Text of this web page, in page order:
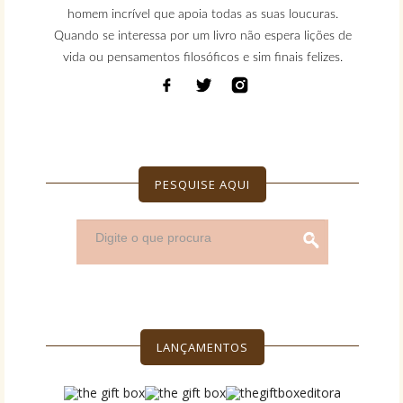
homem incrível que apoia todas as suas loucuras.
Quando se interessa por um livro não espera lições de
vida ou pensamentos filosóficos e sim finais felizes.
PESQUISE AQUI
LANÇAMENTOS